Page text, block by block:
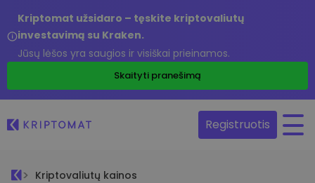
Kriptomat užsidaro – tęskite kriptovaliutų
investavimą su Kraken.
Jūsų lėšos yra saugios ir visiškai prieinamos.
Skaityti pranešimą
Registruotis
Kriptovaliutų kainos